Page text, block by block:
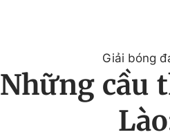
Giải bóng
Những cầu